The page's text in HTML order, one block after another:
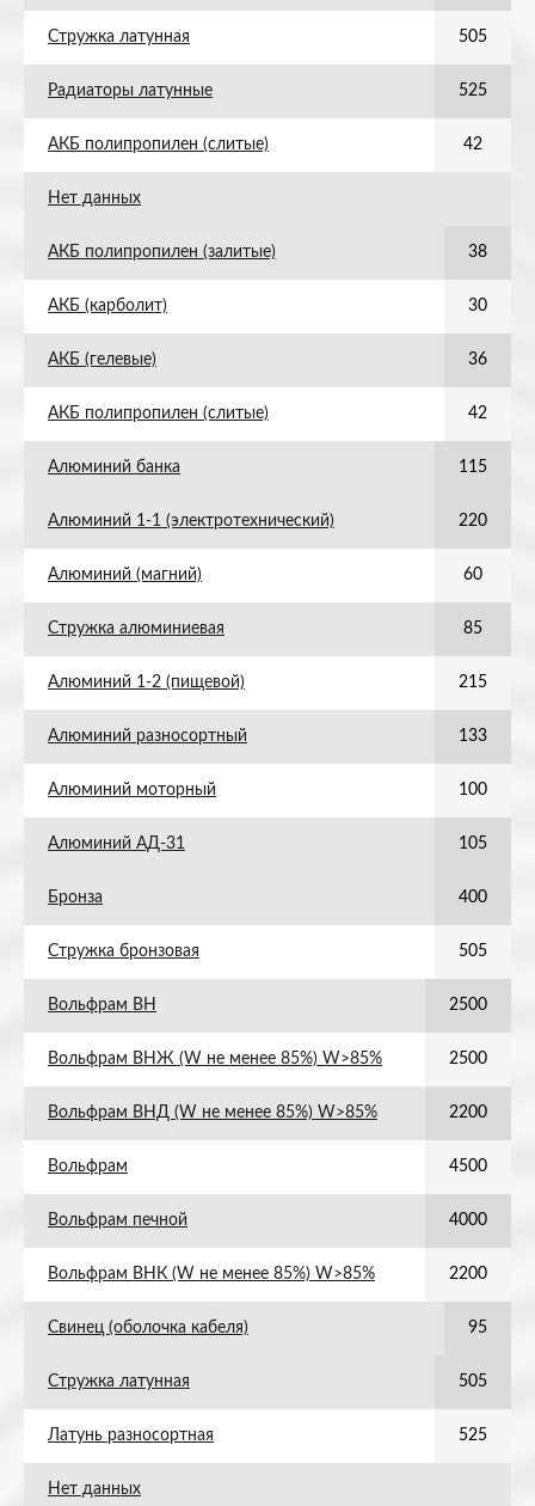
Стружка латунная 505
Радиаторы латунные 525
АКБ полипропилен (слитые) 42
Нет данных
АКБ полипропилен (залитые) 38
АКБ (карболит) 30
АКБ (гелевые) 36
АКБ полипропилен (слитые) 42
Алюминий банка 115
Алюминий 1-1 (электротехнический) 220
Алюминий (магний) 60
Стружка алюминиевая 85
Алюминий 1-2 (пищевой) 215
Алюминий разносортный 133
Алюминий моторный 100
Алюминий АД-31 105
Бронза 400
Стружка бронзовая 505
Вольфрам ВН 2500
Вольфрам ВНЖ (W не менее 85%) W>85% 2500
Вольфрам ВНД (W не менее 85%) W>85% 2200
Вольфрам 4500
Вольфрам печной 4000
Вольфрам ВНК (W не менее 85%) W>85% 2200
Свинец (оболочка кабеля) 95
Стружка латунная 505
Латунь разносортная 525
Нет данных